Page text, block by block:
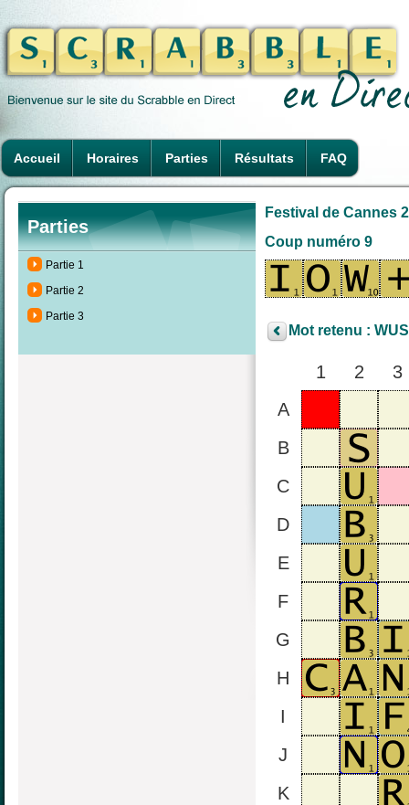
Accueil Horaires Parties Résultats FAQ
Parties
Partie 1
Partie 2
Partie 3
Festival de Cannes
Coup numéro 9
Mot retenu :
1 2
3
A
B
C
D
E
F
G
H
I
J
K